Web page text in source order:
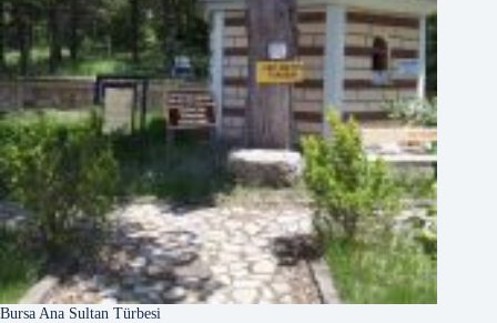
Bursa Ana Sultan Türbesi